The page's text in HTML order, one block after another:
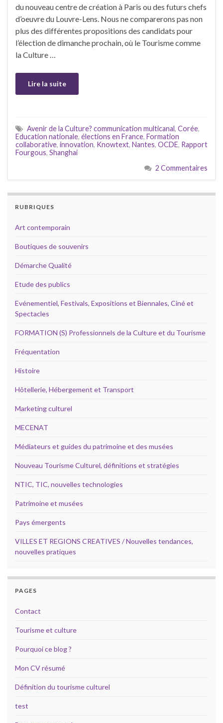
du nouveau centre de création à Paris ou des futurs chefs
d’oeuvre du Louvre-Lens. Nous ne comparerons pas non
plus des différentes propositions des candidats pour
l’élection de dimanche prochain, où le Tourisme comme
la Culture …
Lire la suite
Avenir de la Culture? communication multicanal, Corée,
Education nationale, élections en France, Formation
collaborative, innovation, Knowtext, Nantes, OCDE, Rapport
Fourgous, Shanghai
2 Commentaires
RUBRIQUES
Art contemporain
Boutiques de souvenirs
Démarche Qualité
Etude des publics
Evénementiel, Festivals, Expositions et Biennales, Ciné et
Spectacles
FORMATION (S) Professionnels de la Culture et du Tourisme
Fréquentation
Histoire
Hôtellerie, Hébergement et Transport
Marketing culturel
MECENAT
Médiateurs et guides du patrimoine et des musées
Nouveau Tourisme Culturel, définitions et stratégies
NTIC, TIC, nouvelles technologies
Patrimoine et musées
Pays émergents
VILLES ET REGIONS CREATIVES / Nouvelles tendances,
nouvelles pratiques
PAGES
Contact
Tourisme et culture
Pourquoi ce blog ?
Mon CV résumé
Définition du tourisme culturel
test